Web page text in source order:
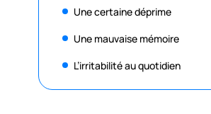
Une certaine déprime
Une mauvaise mémoire
L’irritabilité au quotidien